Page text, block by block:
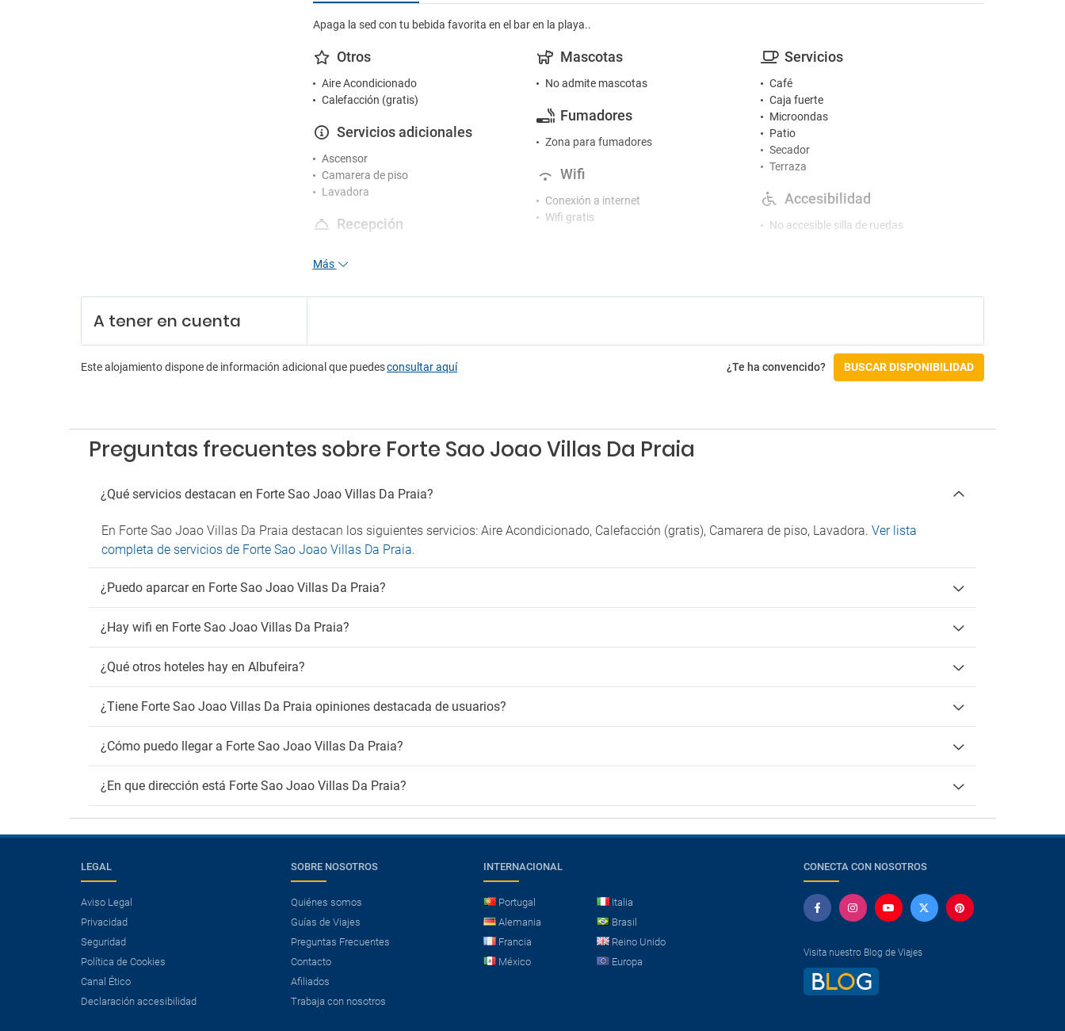
Apaga la sed con tu bebida favorita en el bar en la playa..
Otros
Aire Acondicionado
Calefacción (gratis)
Servicios adicionales
Ascensor
Camarera de piso
Lavadora
Recepción
Mascotas
No admite mascotas
Fumadores
Zona para fumadores
Wifi
Conexión a internet
Wifi gratis
Servicios
Café
Caja fuerte
Microondas
Patio
Secador
Terraza
Accesibilidad
No accesible silla de ruedas
Más
A tener en cuenta
Este alojamiento dispone de información adicional que puedesconsultar aquí ¿Te ha convencido? BUSCAR DISPONIBILIDAD
Preguntas frecuentes sobre Forte Sao Joao Villas Da Praia
¿Qué servicios destacan en Forte Sao Joao Villas Da Praia?
En Forte Sao Joao Villas Da Praia destacan los siguientes servicios: Aire Acondicionado, Calefacción (gratis), Camarera de piso, Lavadora. Ver lista
completa de servicios de Forte Sao Joao Villas Da Praia.
¿Puedo aparcar en Forte Sao Joao Villas Da Praia?
¿Hay wifi en Forte Sao Joao Villas Da Praia?
¿Qué otros hoteles hay en Albufeira?
¿Tiene Forte Sao Joao Villas Da Praia opiniones destacada de usuarios?
¿Cómo puedo llegar a Forte Sao Joao Villas Da Praia?
¿En que dirección está Forte Sao Joao Villas Da Praia?
¿Necesitas un vuelo?
LEGAL
Aviso Legal
Privacidad
Seguridad
Política de Cookies
Canal Ético
Declaración accesibilidad
SOBRE NOSOTROS
Quiénes somos
Guías de Viajes
Preguntas Frecuentes
Contacto
Afiliados
Trabaja con nosotros
INTERNACIONAL
Portugal
Italia
Alemania
Brasil
Francia
Reino Unido
México
Europa
CONECTA CON NOSOTROS
Visita nuestro Blog de Viajes